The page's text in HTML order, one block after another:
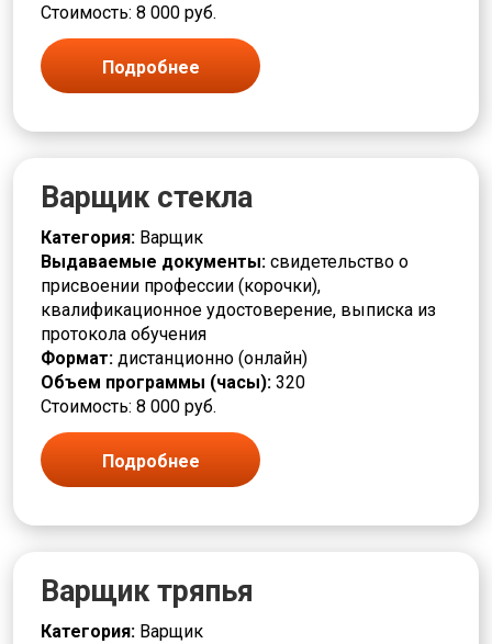
Стоимость: 8 000 руб.
Подробнее
Варщик стекла
Категория: Варщик
Выдаваемые документы: свидетельство о
присвоении профессии (корочки),
квалификационное удостоверение, выписка из
протокола обучения
Формат: дистанционно (онлайн)
Объем программы (часы): 320
Стоимость: 8 000 руб.
Подробнее
Варщик тряпья
Категория: Варщик